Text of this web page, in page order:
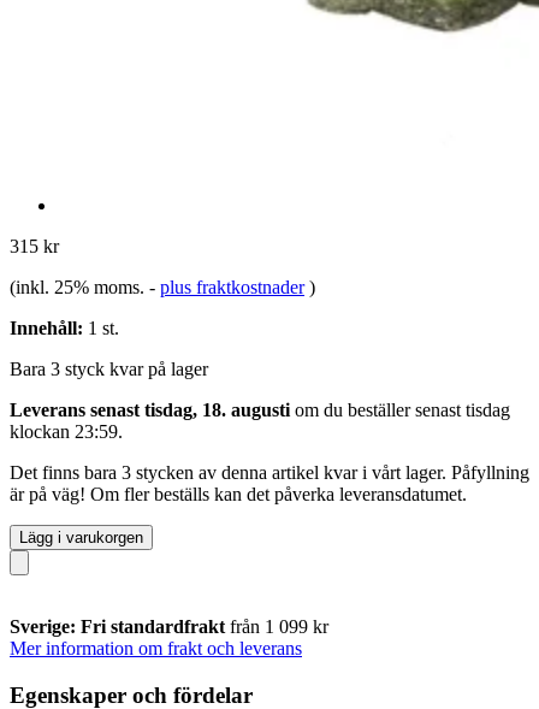
315 kr
(inkl. 25% moms. - plus fraktkostnader )
Innehåll: 1 st.
Bara 3 styck kvar på lager
Leverans senast tisdag, 18. augusti om du beställer senast tisdag
klockan 23:59.
Det finns bara 3 stycken av denna artikel kvar i vårt lager. Påfyllning
är på väg! Om fler beställs kan det påverka leveransdatumet.
Lägg i varukorgen
Sverige: Fri standardfrakt från 1 099 kr
Mer information om frakt och leverans
Egenskaper och fördelar